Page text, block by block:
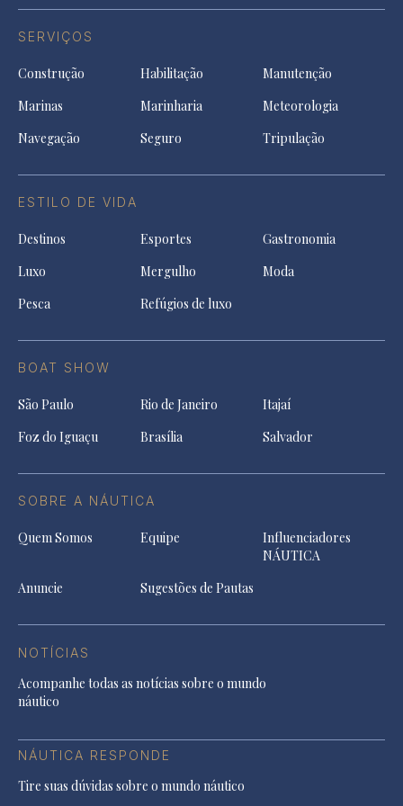
SERVIÇOS
Construção Habilitação
Manutenção
Marinas
Marinharia
Meteorologia
Navegação
Seguro Tripulação
ESTILO DE VIDA
Destinos Esportes
Gastronomia
Luxo
Mergulho
Moda
Pesca
Refúgios de luxo
BOAT SHOW
São Paulo Rio de Janeiro
Itajaí
Foz do Iguaçu
Brasília Salvador
SOBRE A NÁUTICA
Quem Somos Equipe
Influenciadores
NÁUTICA
Anuncie
Sugestões de Pautas
NOTÍCIAS
Acompanhe todas as notícias sobre o mundo
náutico
NÁUTICA RESPONDE
Tire suas dúvidas sobre o mundo náutico